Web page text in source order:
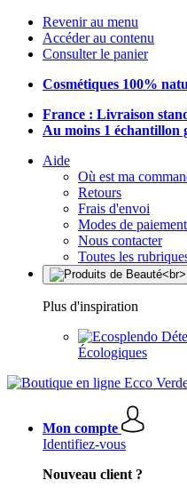
Revenir au menu
Accéder au contenu
Consulter le panier
Cosmétiques 100%
France : Livraison
Au moins 1 échantillon
Aide
Où est ma
Retours
Frais d'envoi
Modes de paiement
Nous contacter
Toutes les
Plus d'inspiration
Écologiques
Mon compte
Identifiez-vous
Nouveau client ?